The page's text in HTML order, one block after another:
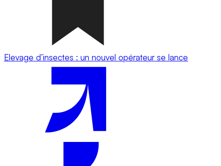
Elevage d’insectes : un nouvel opérateur se lance